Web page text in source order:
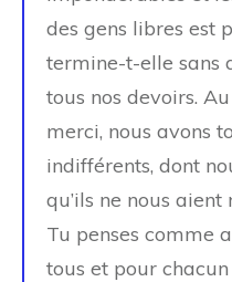
des gens libres est
termine-t-elle sans
tous nos devoirs.
merci, nous avons
indifférents, dont
qu’ils ne nous
Tu penses comme
tous et pour